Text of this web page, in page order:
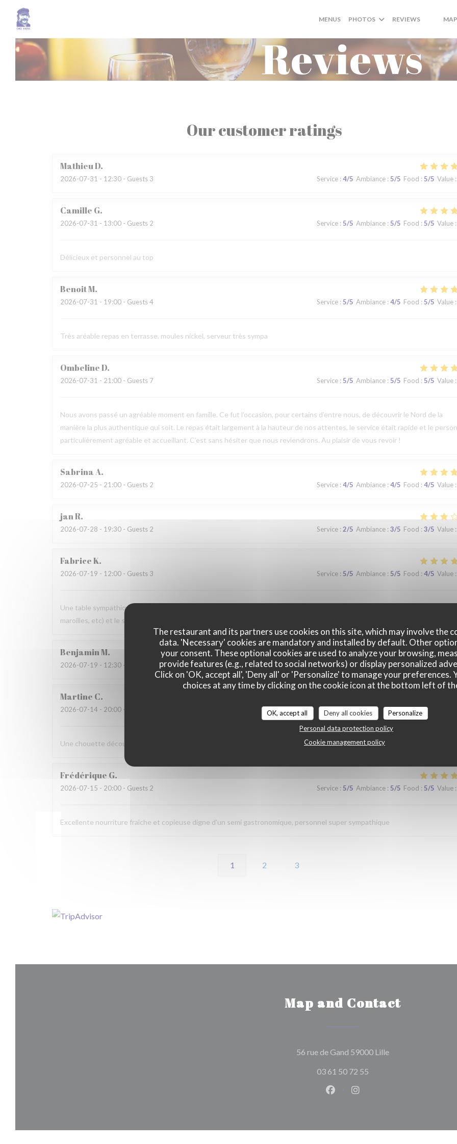
Personalizing your cookie choices
The restaurant and its partners use cookies on this site, which may involve the
data. 'Necessary' cookies are mandatory and installed by default. Other
your consent. These optional cookies are used to analyze your browsing,
provide features (e.g., related to social networks) or display personalized
Click on 'OK, accept all', 'Deny all' or 'Personalize' to manage your preferences.
choices at any time by clicking on the cookie icon at the bottom left of
OK, accept all Deny all cookies
Personalize
Personal data protection policy
Cookie management policy
MENUS PHOTOS REVIEWS
((OPENS
Reviews
Our customer ratings
MathieuD
2026-07-31 - 12:30 - Guests 3 Service: 4/5 Ambiance: 5/5 Food : 5/5 Value:
Camille G
2026-07-31 - 13:00 - Guests 2 Service: 5/5 Ambiance: 5/5 Food : 5/5 Value:
Délicieux et personnel au top
BenoitM
2026-07-31 - 19:00 - Guests 4 Service: 5/5 Ambiance: 4/5 Food : 5/5 Value:
Très aréable repas en terrasse, moules nickel, serveur très sympa
OmbelineD
2026-07-31 - 21:00 - Guests 7 Service: 5/5 Ambiance: 5/5 Food : 5/5 Value:
Nous avons passé un agréable moment en famille. Ce fut l’occasion, pour certains d’entre nous, de découvrir le Nord de la
manière la plus authentique qui soit. Le repas était largement à la hauteur de nos attentes, le service était rapide et le
particulièrement agréable et accueillant. C’est sans hésiter que nous reviendrons. Au plaisir de vous revoir !
SabrinaA
2026-07-25 - 21:00 - Guests 2 Service: 4/5 Ambiance: 4/5 Food : 4/5 Value:
janR
2026-07-28 - 19:30 - Guests 2 Service: 2/5 Ambiance: 3/5 Food : 3/5 Value:
FabriceK
2026-07-19 - 12:00 - Guests 3 Service: 5/5 Ambiance: 5/5 Food : 4/5 Value:
Une table sympathique avec son atmosphère authentique. Nous avons apprécié notre déjeuner (moule, carbonade, flamiche
maroilles, etc) et le service. Pourquoi pas y retourner lors d'un prochaine passage à Lilles.
BenjaminM
2026-07-19 - 12:30 - Guests 2 Service: 5/5 Ambiance: 5/5 Food :5/5 Value:
Martine C
2026-07-14 - 20:00 - Guests 6 Service:4/5 Ambiance:4/5 Food:4/5
Une chouette découverte!
Frédérique G
2026-07-15 - 20:00 - Guests 2 Service: 5/5 Ambiance: 5/5 Food : 5/5 Value:
Excellente nourriture fraîche et copieuse digne d'un semi gastronomique, personnel super sympathique
1 2 3
Map and Contact
56 rue de Gand 59000 Lille((opens in a new
03 61 50 72 55
Facebook ((opens in a new
Instagram ((opens in a